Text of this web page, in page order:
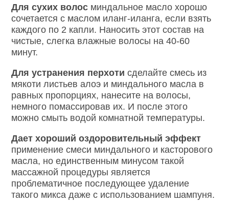
Для сухих волос миндальное масло хорошо
сочетается с маслом иланг-иланга, если взять
каждого по 2 капли. Наносить этот состав на
чистые, слегка влажные волосы на 40-60
минут.
Для устранения перхоти сделайте смесь из
мякоти листьев алоэ и миндального масла в
равных пропорциях, нанесите на волосы,
немного помассировав их. И после этого
можно смыть водой комнатной температуры.
Дает хороший оздоровительный эффект
применение смеси миндального и касторового
масла, но единственным минусом такой
массажной процедуры является
проблематичное последующее удаление
такого микса даже с использованием шампуня.